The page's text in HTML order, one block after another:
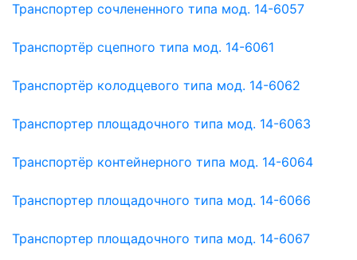
Транспортер сочлененного типа мод. 14-6057
Транспортёр сцепного типа мод. 14-6061
Транспортёр колодцевого типа мод. 14-6062
Транспортер площадочного типа мод. 14-6063
Транспортёр контейнерного типа мод. 14-6064
Транспортер площадочного типа мод. 14-6066
Транспортер площадочного типа мод. 14-6067